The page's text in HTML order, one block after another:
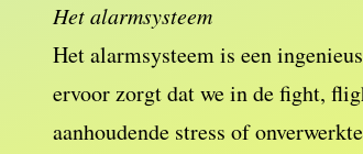
Het alarmsysteem
Het alarmsysteem is een
ervoor zorgt dat we in de fight,
aanhoudende stress of